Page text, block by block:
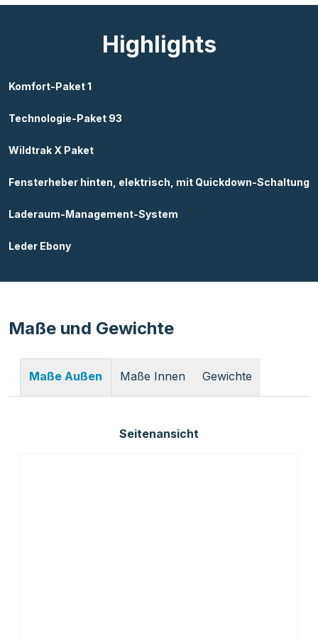
Highlights
Komfort-Paket 1
Technologie-Paket 93
Wildtrak X Paket
Fensterheber hinten, elektrisch, mit Quickdown-Schaltung
Laderaum-Management-System
Leder Ebony
Maße und Gewichte
Maße Außen Maße Innen Gewichte
Seitenansicht